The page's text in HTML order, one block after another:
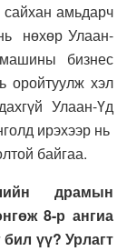
амьдарч
нөхөр Улаан-
бизнес
оройтуулж хэл
Улаан-Үд
ирэхээр нь
байгаа.
драмын
8-р ангиа
үү? Урлагт